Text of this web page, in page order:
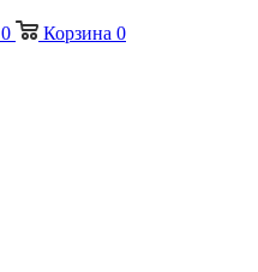
0 Корзина 0